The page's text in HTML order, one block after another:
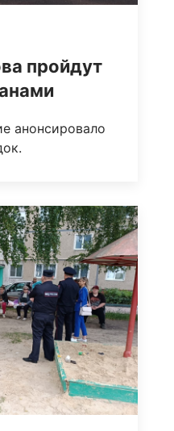
пройдут
анонсировало